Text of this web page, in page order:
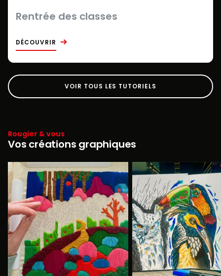
Rentrée des classes
DÉCOUVRIR
VOIR TOUS LES TUTORIELS
Rougier & vous
Vos créations graphiques